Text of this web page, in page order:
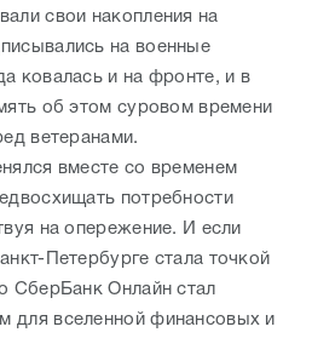
свои накопления на
на военные
ковалась и на фронте, и в
об этом суровом времени
ветеранами.
вместе со временем
потребности
на опережение. И если
Петербурге стала точкой
СберБанк Онлайн стал
для вселенной финансовых и